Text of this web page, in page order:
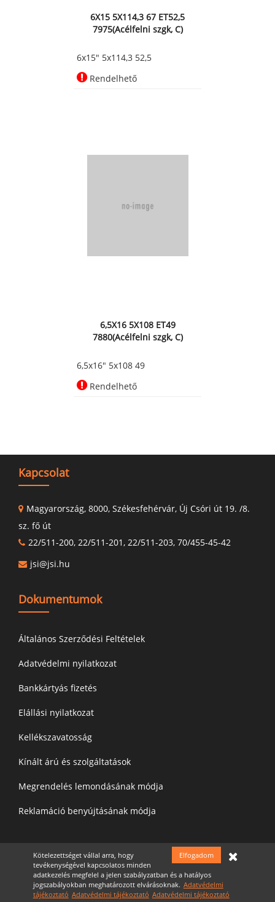
6X15 5X114,3 67 ET52,5
7975(Acélfelni szgk, C)
6x15" 5x114,3 52,5
Rendelhető
6,5X16 5X108 ET49
7880(Acélfelni szgk, C)
6,5x16" 5x108 49
Rendelhető
Kapcsolat
Magyarország, 8000, Székesfehérvár, Új Csóri út 19. /8.
sz. fő út
22/511-200, 22/511-201, 22/511-203, 70/455-45-42
jsi@jsi.hu
Dokumentumok
Általános Szerződési Feltételek
Adatvédelmi nyilatkozat
Bankkártyás fizetés
Elállási nyilatkozat
Kellékszavatosság
Kínált árú és szolgáltatások
Megrendelés lemondásának módja
Reklamáció benyújtásának módja
Felíratkozás a hírelevélre Elfogadom
Kötelezettséget vállal arra, hogy
tevékenységével kapcsolatos minden
adatkezelés megfelel a jelen szabályzatban és a hatályos
jogszabályokban meghatározott elvárásoknak. Adatvédelmi
tájékoztató Adatvédelmi tájékoztató Adatvédelmi tájékoztató